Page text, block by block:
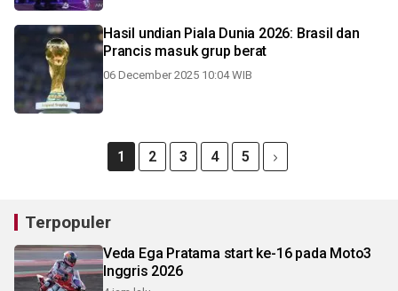
Hasil undian Piala Dunia 2026: Brasil dan
Prancis masuk grup berat
06 December 2025 10:04 WIB
1 2 3 4 5
Terpopuler
Veda Ega Pratama start ke-16 pada Moto3
Inggris 2026